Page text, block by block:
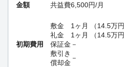
金額
共益費6,500円/月
初期費用
敷金 1ヶ月 （14.5万円
礼金
1ヶ月 （14.5万円
保証金 －
敷引き
償却金
－